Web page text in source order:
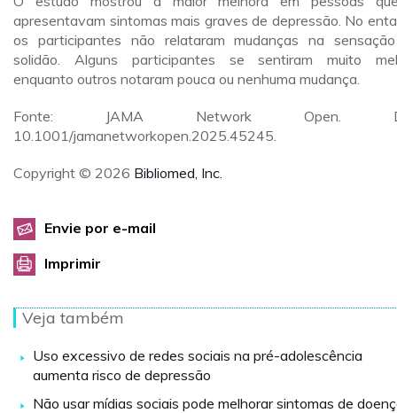
apresentavam sintomas mais graves de depressão. No
os participantes não relataram mudanças na
solidão. Alguns participantes se sentiram muito
enquanto outros notaram pouca ou nenhuma mudança.
Fonte: JAMA Network Open.
10.1001/jamanetworkopen.2025.45245.
Copyright © 2026 Bibliomed, Inc.
Envie por e-mail
Imprimir
Veja também
Uso excessivo de redes sociais na pré-adolescência
aumenta risco de depressão
Não usar mídias sociais pode melhorar sintomas de